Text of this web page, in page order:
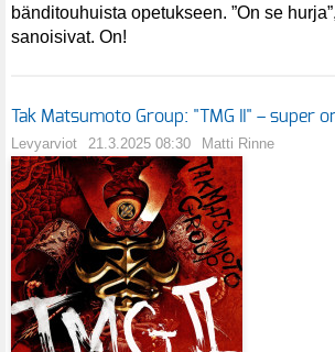
bänditouhuista opetukseen. ”On se
sanoisivat. On!
Tak Matsumoto Group: "TMG II" – super
Levyarviot 21.3.2025 08:30 Matti Rinne